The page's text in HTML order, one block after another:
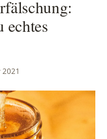
echtes